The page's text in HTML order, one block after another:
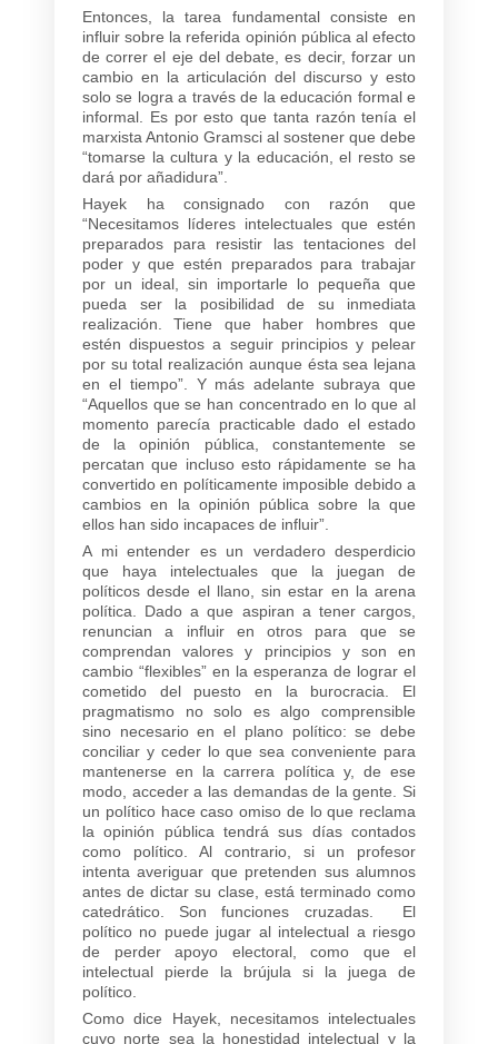
Entonces, la tarea fundamental consiste en
influir sobre la referida opinión pública al efecto
de correr el eje del debate, es decir, forzar un
cambio en la articulación del discurso y esto
solo se logra a través de la educación formal e
informal. Es por esto que tanta razón tenía el
marxista Antonio Gramsci al sostener que debe
“tomarse la cultura y la educación, el resto se
dará por añadidura”.
Hayek ha consignado con razón que
“Necesitamos líderes intelectuales que estén
preparados para resistir las tentaciones del
poder y que estén preparados para trabajar
por un ideal, sin importarle lo pequeña que
pueda ser la posibilidad de su inmediata
realización. Tiene que haber hombres que
estén dispuestos a seguir principios y pelear
por su total realización aunque ésta sea lejana
en el tiempo”. Y más adelante subraya que
“Aquellos que se han concentrado en lo que al
momento parecía practicable dado el estado
de la opinión pública, constantemente se
percatan que incluso esto rápidamente se ha
convertido en políticamente imposible debido a
cambios en la opinión pública sobre la que
ellos han sido incapaces de influir”.
A mi entender es un verdadero desperdicio
que haya intelectuales que la juegan de
políticos desde el llano, sin estar en la arena
política. Dado a que aspiran a tener cargos,
renuncian a influir en otros para que se
comprendan valores y principios y son en
cambio “flexibles” en la esperanza de lograr el
cometido del puesto en la burocracia. El
pragmatismo no solo es algo comprensible
sino necesario en el plano político: se debe
conciliar y ceder lo que sea conveniente para
mantenerse en la carrera política y, de ese
modo, acceder a las demandas de la gente. Si
un político hace caso omiso de lo que reclama
la opinión pública tendrá sus días contados
como político. Al contrario, si un profesor
intenta averiguar que pretenden sus alumnos
antes de dictar su clase, está terminado como
catedrático. Son funciones cruzadas. El
político no puede jugar al intelectual a riesgo
de perder apoyo electoral, como que el
intelectual pierde la brújula si la juega de
político.
Como dice Hayek, necesitamos intelectuales
cuyo norte sea la honestidad intelectual y la